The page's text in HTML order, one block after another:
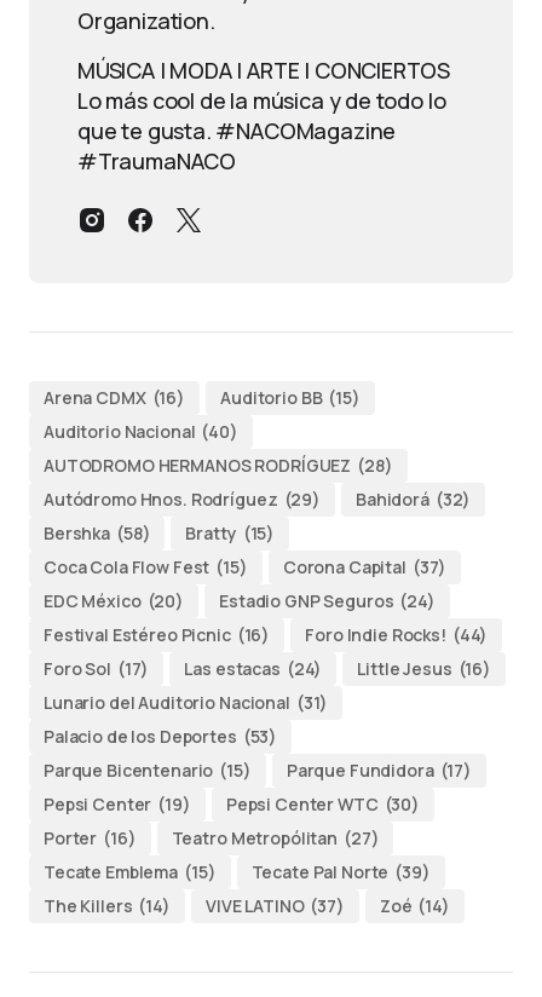
Organization.
MÚSICA | MODA | ARTE | CONCIERTOS
Lo más cool de la música y de todo lo
que te gusta. #NACOMagazine
#TraumaNACO
Arena CDMX (16) Auditorio BB (15)
Auditorio Nacional (40)
AUTODROMO HERMANOS RODRÍGUEZ (28)
Autódromo Hnos. Rodríguez (29) Bahidorá (32)
Bershka (58) Bratty (15)
Coca Cola Flow Fest (15) Corona Capital (37)
EDC México (20) Estadio GNP Seguros (24)
Festival Estéreo Picnic (16) Foro Indie Rocks! (44)
Foro Sol (17) Las estacas (24) Little Jesus (16)
Lunario del Auditorio Nacional (31)
Palacio de los Deportes (53)
Parque Bicentenario (15) Parque Fundidora (17)
Pepsi Center (19) Pepsi Center WTC (30)
Porter (16) Teatro Metropólitan (27)
Tecate Emblema (15) Tecate Pal Norte (39)
The Killers (14) VIVE LATINO (37) Zoé (14)